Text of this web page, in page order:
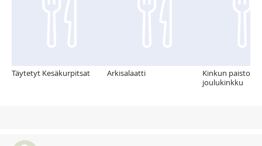
Täytetyt Kesäkurpitsat Arkisalaatti
Kinkun paisto -
joulukinkku